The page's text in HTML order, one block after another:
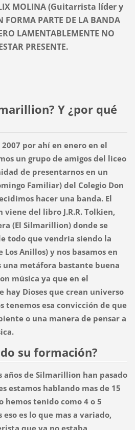
MOLINA (Guitarrista líder y
PARTE DE LA BANDA
LAMENTABLEMENTE NO
PRESENTE.
Y ¿por qué
por ahí en enero en el
un grupo de amigos del liceo
idad de presentarnos en un
Familiar) del Colegio Don
hacer una banda. El
del libro J.R.R. Tolkien,
(El Silmarillion) donde se
todo que vendría siendo la
Los Anillos) y nos basamos en
una metáfora bastante buena
música ya que en el
hay Dioses que crean universo
tenemos esa convicción de que
o una manera de pensar a
su formación?
años de Silmarillion han pasado
estamos hablando mas de 15
hemos tenido como 4 o 5
es lo que mas a variado,
que ya no estaba